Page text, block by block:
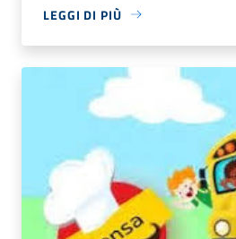
LEGGI DI PIÙ